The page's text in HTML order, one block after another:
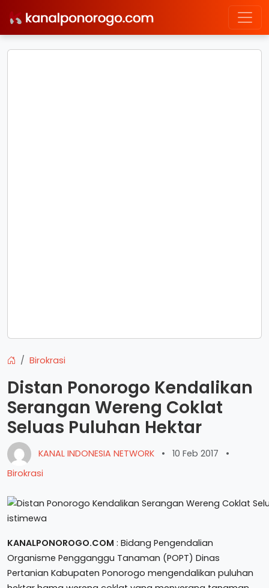
Birokrasi
Distan Ponorogo Kendalikan
Serangan Wereng Coklat
Seluas Puluhan Hektar
KANAL INDONESIA NETWORK • 10 Feb 2017
•
Birokrasi
istimewa
KANALPONOROGO.COM : Bidang Pengendalian
Organisme Pengganggu Tanaman (POPT) Dinas
Pertanian Kabupaten Ponorogo mengendalikan puluhan